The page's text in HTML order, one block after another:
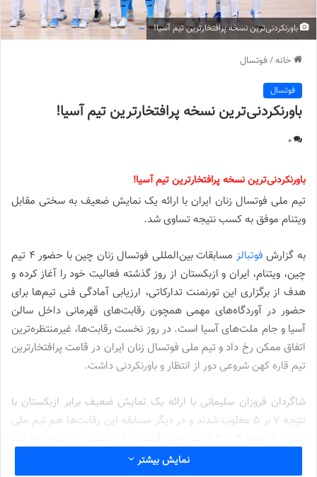
باورنکردنی‌ترین نسخه پرافتخارترین تیم آسیا!
خانه/ فوتسال
فوتسال
باورنکردنی‌ترین نسخه پرافتخارترین تیم آسیا!
0
باورنکردنی‌ترین نسخه پرافتخارترین تیم آسیا!
تیم ملی فوتسال زنان ایران با ارائه یک نمایش ضعیف به سختی مقابل
ویتنام موفق به کسب نتیجه تساوی شد.
به گزارش فوتبالز
مسابقات بین‌المللی فوتسال زنان چین با حضور 4 تیم
چین، ویتنام، ایران و ازبکستان از روز گذشته فعالیت خود را آغاز کرده و
هدف از برگزاری این تورنمنت تدارکاتی، ارزیابی آمادگی فنی تیم‌ها برای
حضور در آوردگاه‌های مهمی همچون رقابت‌های قهرمانی داخل سالن
آسیا و جام ملت‌های آسیا است. در روز نخست رقابت‌ها، غیرمنتظره‌ترین
اتفاق ممکن رخ داد و تیم ملی فوتسال زنان ایران در قامت پرافتخارترین
تیم قاره کهن شروعی دور از انتظار و باورنکردنی داشت.
شاگردان فروزان سلیمانی با ارائه یک نمایش ضعیف برابر ازبکستان با
نتیجه 7 بر 5 مغلوب شدند و در دیگر مسابقه این رقابت‌ها هم تیم ملی
پیروز روز نخست مسابقات بین‌المللی چین باشند. در شرایطی‌که پرونده
نمایش بیشتر